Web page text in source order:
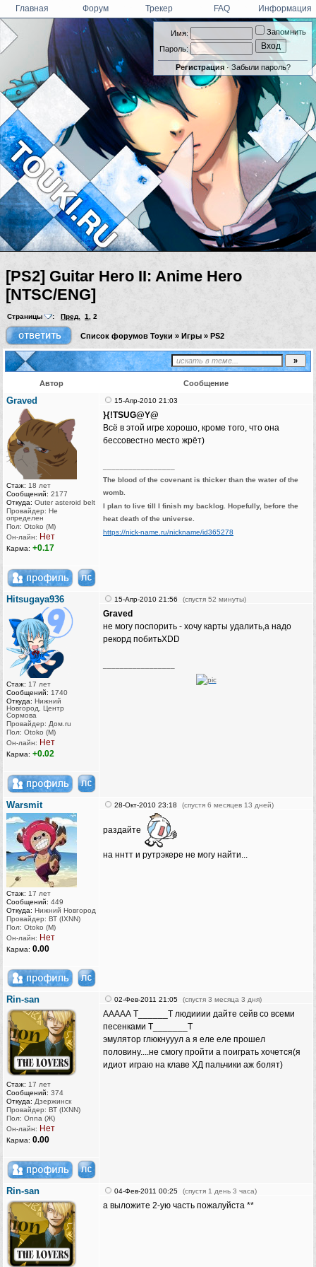
Имя:
Пароль:
Запомнить
Регистрация· Забыли пароль?
Главная Форум Трекер FAQ Информация
[PS2] Guitar Hero II: Anime Hero
[NTSC/ENG]
Страницы : Пред. 1, 2
Список форумов Тоуки » Игры » PS2
Автор Сообщение
Graved
Стаж: 18 лет
Сообщений: 2177
Откуда: Outer asteroid belt
Провайдер: Не
определен
Пол: Otoko (M)
Он-лайн: Нет
Карма: +0.17
15-Апр-2010 21:03
}{!TSUG@Y@
Всё в этой игре хорошо, кроме того, что она
бессовестно место жрёт)
The blood of the covenant is thicker than the water of the
womb.
I plan to live till I finish my backlog. Hopefully, before the
heat death of the universe.
https://nick-name.ru/nickname/id365278
Hitsugaya936
Стаж: 17 лет
Сообщений: 1740
Откуда: Нижний
Новгород, Центр
Сормова
Провайдер: Дом.ru
Пол: Otoko (M)
Он-лайн: Нет
Карма: +0.02
15-Апр-2010 21:56 (спустя 52 минуты)
Graved
не могу поспорить - хочу карты удалить,а надо
рекорд побитьXDD
Warsmit
Стаж: 17 лет
Сообщений: 449
Откуда: Нижний Новгород
Провайдер: ВТ (IXNN)
Пол: Otoko (M)
Он-лайн: Нет
Карма: 0.00
28-Окт-2010 23:18 (спустя 6 месяцев 13 дней)
раздайте
на ннтт и рутрэкере не могу найти...
Rin-san
Стаж: 17 лет
Сообщений: 374
Откуда: Дзержинск
Провайдер: ВТ (IXNN)
Пол: Onna (Ж)
Он-лайн: Нет
Карма: 0.00
02-Фев-2011 21:05 (спустя 3 месяца 3 дня)
ААААА Т______Т людииии дайте сейв со всеми
песенками Т_______Т
эмулятор глюкнууул а я еле еле прошел
половину....не смогу пройти а поиграть хочется(я
идиот играю на клаве ХД пальчики аж болят)
Rin-san 04-Фев-2011 00:25 (спустя 1 день 3 часа)
а выложите 2-ую часть пожалуйста **